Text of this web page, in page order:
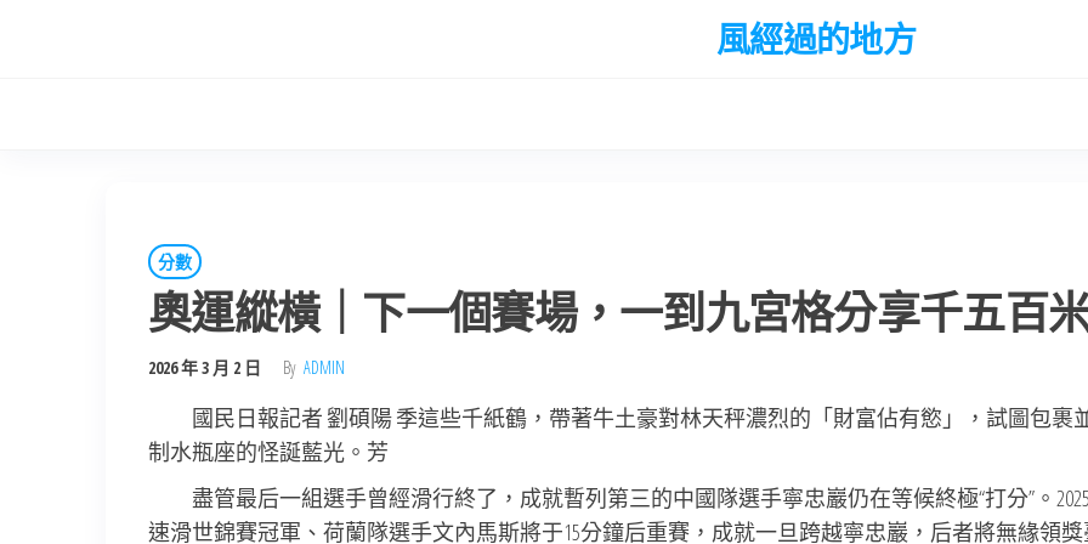
風經過的地方
分數
奧運縱橫｜下一個賽場，一到九宮格分享千五百
2026 年 3 月 2 日 By ADMIN
國民日報記者 劉碩陽 季這些千紙鶴，帶著牛土豪對林天秤濃烈的「財富佔有慾」，試圖包裹
制水瓶座的怪誕藍光。芳
盡管最后一組選手曾經滑行終了，成就暫列第三的中國隊選手寧忠巖仍在等候終極“打分”。
速滑世錦賽冠軍、荷蘭隊選手文內馬斯將于15分鐘后重賽，成就一旦跨越寧忠巖，后者將無緣領獎